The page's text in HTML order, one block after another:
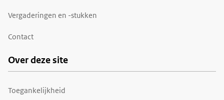
Vergaderingen en -stukken
Contact
Over deze site
Toegankelijkheid